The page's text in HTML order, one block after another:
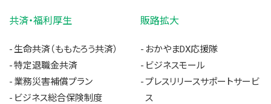
共済・福利厚生
生命共済（ももたろう共済）
特定退職金共済
業務災害補償プラン
ビジネス総合保険制度
販路拡大
おかやまDX応援隊
ビジネスモール
プレスリリースサポートサービ
ス